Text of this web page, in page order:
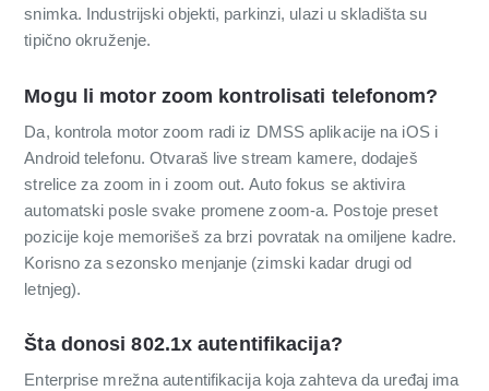
snimka. Industrijski objekti, parkinzi, ulazi u skladišta su
tipično okruženje.
Mogu li motor zoom kontrolisati telefonom?
Da, kontrola motor zoom radi iz DMSS aplikacije na iOS i
Android telefonu. Otvaraš live stream kamere, dodaješ
strelice za zoom in i zoom out. Auto fokus se aktivira
automatski posle svake promene zoom-a. Postoje preset
pozicije koje memorišeš za brzi povratak na omiljene kadre.
Korisno za sezonsko menjanje (zimski kadar drugi od
letnjeg).
Šta donosi 802.1x autentifikacija?
Enterprise mrežna autentifikacija koja zahteva da uređaj ima